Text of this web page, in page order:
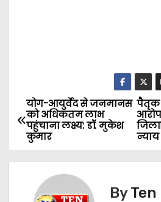
P
o
s
पैतृक
योग-आयुर्वेद से जनमानस
को अधिकतम लाभ
पहुंचाना लक्ष्य: डॉ. मुकेश
कुमार
ByTen